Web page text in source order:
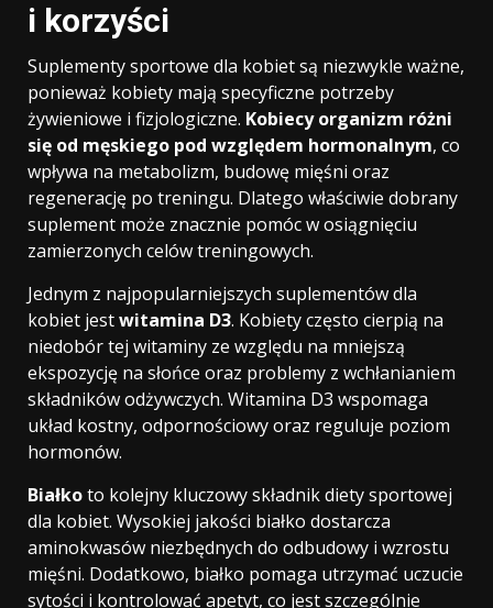
i korzyści
Suplementy sportowe dla kobiet są niezwykle ważne,
ponieważ kobiety mają specyficzne potrzeby
żywieniowe i fizjologiczne. Kobiecy organizm różni
się od męskiego pod względem hormonalnym, co
wpływa na metabolizm, budowę mięśni oraz
regenerację po treningu. Dlatego właściwie dobrany
suplement może znacznie pomóc w osiągnięciu
zamierzonych celów treningowych.
Jednym z najpopularniejszych suplementów dla
kobiet jestwitamina D3. Kobiety często cierpią na
niedobór tej witaminy ze względu na mniejszą
ekspozycję na słońce oraz problemy z wchłanianiem
składników odżywczych. Witamina D3 wspomaga
układ kostny, odpornościowy oraz reguluje poziom
hormonów.
Białkoto kolejny kluczowy składnik diety sportowej
dla kobiet. Wysokiej jakości białko dostarcza
aminokwasów niezbędnych do odbudowy i wzrostu
mięśni. Dodatkowo, białko pomaga utrzymać uczucie
sytości i kontrolować apetyt, co jest szczególnie